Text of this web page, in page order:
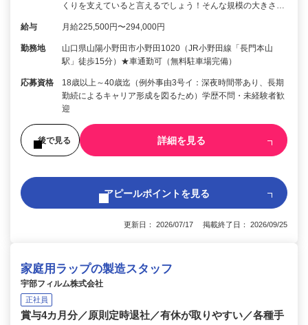
くりを支えていると言えるでしょう！そんな規模の大きさ…
給与 月給225,500円〜294,000円
勤務地
山口県山陽小野田市小野田1020（JR小野田線「長門本山
駅」徒歩15分）★車通勤可（無料駐車場完備）
応募資格
18歳以上～40歳迄（例外事由3号イ：深夜時間帯あり、長期
勤続によるキャリア形成を図るため）学歴不問・未経験者歓
迎
後で見る 詳細を見る
アピールポイントを見る
更新日： 2026/07/17 掲載終了日： 2026/09/25
家庭用ラップの製造スタッフ
宇部フィルム株式会社
正社員
賞与4カ月分／原則定時退社／有休が取りやすい／各種手